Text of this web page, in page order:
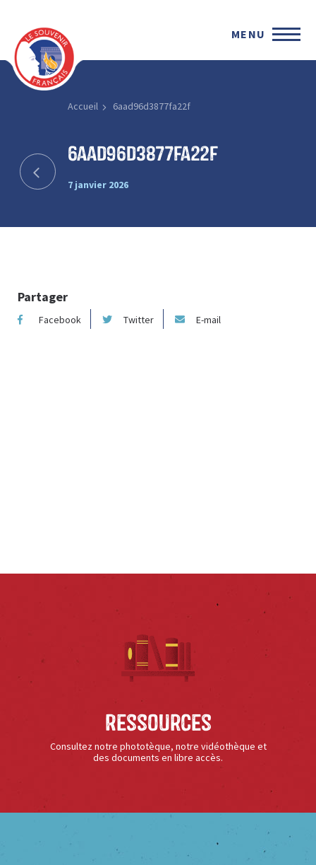
MENU
Accueil 6aad96d3877fa22f
6aad96d3877fa22f
7 janvier 2026
Partager
Facebook Twitter E-mail
Ressources
Consultez notre phototèque, notre vidéothèque et
des documents en libre accès.